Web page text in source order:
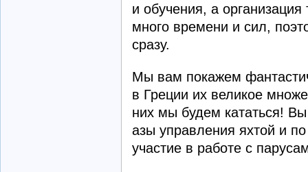
и обучения, а организация
много времени и сил,
сразу.
Мы вам покажем
в Греции их великое
них мы будем кататься!
азы управления яхтой и
участие в работе с